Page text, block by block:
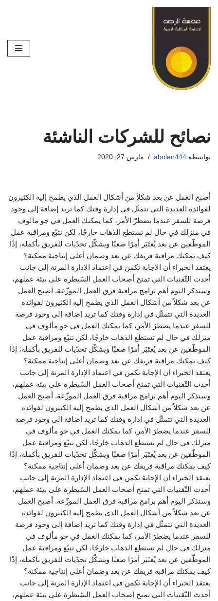
تخطى
المحتوى
نصائح للشركات الناشئة
بواسطة abolen444 مارس 27, 2020
أصبح العمل عن بعد شكلاً من أشكال العمل الذي يطمح إليه الكثيرون
لفوائده العديدة التي تتمثّل في إدارة وقتك كما تريد إضافة إلى وجود
فرصة للسفر عندما يضطرّ الأمر، كما يمكنك العمل في جو مألوف
في منزلك في حال لم تستطع الذهاب خارجًا، لكن تتبّع ومراقبة عمل
الموظّفين عن بعد يُعتَبَر أمرًا صعبًا ويشكّل تحدّيات للفريق بأكمله، إذًا
كيف يمكنك مراقبة فريقك عن بعد وضمان أعلى إنتاجية ممكنة؟
يعتقد الخبراء أن الإجابة تكمن في اعتماد الإدارة المرنة إلى جانب
أحدث التّقنيات التي تمنح أصحاب العمل السّيطرة على بيئة عملهم،
وسنذكر اليوم أهم برامج مراقبة فرق العمل الموزّعة. أصبح العمل
عن بعد شكلاً من أشكال العمل الذي يطمح إليه الكثيرون لفوائده
العديدة التي تتمثّل في إدارة وقتك كما تريد إضافة إلى وجود فرصة
للسفر عندما يضطرّ الأمر، كما يمكنك العمل في جو مألوف في
منزلك في حال لم تستطع الذهاب خارجًا، لكن تتبّع ومراقبة عمل
الموظّفين عن بعد يُعتَبَر أمرًا صعبًا ويشكّل تحدّيات للفريق بأكمله، إذًا
كيف يمكنك مراقبة فريقك عن بعد وضمان أعلى إنتاجية ممكنة؟
يعتقد الخبراء أن الإجابة تكمن في اعتماد الإدارة المرنة إلى جانب
أحدث التّقنيات التي تمنح أصحاب العمل السّيطرة على بيئة عملهم،
وسنذكر اليوم أهم برامج مراقبة فرق العمل الموزّعة. أصبح العمل
عن بعد شكلاً من أشكال العمل الذي يطمح إليه الكثيرون لفوائده
العديدة التي تتمثّل في إدارة وقتك كما تريد إضافة إلى وجود فرصة
للسفر عندما يضطرّ الأمر، كما يمكنك العمل في جو مألوف في
منزلك في حال لم تستطع الذهاب خارجًا، لكن تتبّع ومراقبة عمل
الموظّفين عن بعد يُعتَبَر أمرًا صعبًا ويشكّل تحدّيات للفريق بأكمله، إذًا
كيف يمكنك مراقبة فريقك عن بعد وضمان أعلى إنتاجية ممكنة؟
يعتقد الخبراء أن الإجابة تكمن في اعتماد الإدارة المرنة إلى جانب
أحدث التّقنيات التي تمنح أصحاب العمل السّيطرة على بيئة عملهم،
وسنذكر اليوم أهم برامج مراقبة فرق العمل الموزّعة. أصبح العمل
عن بعد شكلاً من أشكال العمل الذي يطمح إليه الكثيرون لفوائده
العديدة التي تتمثّل في إدارة وقتك كما تريد إضافة إلى وجود فرصة
للسفر عندما يضطرّ الأمر، كما يمكنك العمل في جو مألوف في
منزلك في حال لم تستطع الذهاب خارجًا، لكن تتبّع ومراقبة عمل
الموظّفين عن بعد يُعتَبَر أمرًا صعبًا ويشكّل تحدّيات للفريق بأكمله، إذًا
كيف يمكنك مراقبة فريقك عن بعد وضمان أعلى إنتاجية ممكنة؟
يعتقد الخبراء أن الإجابة تكمن في اعتماد الإدارة المرنة إلى جانب
أحدث التّقنيات التي تمنح أصحاب العمل السّيطرة على بيئة عملهم،